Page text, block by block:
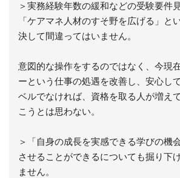
＞実務経験年数の緩和などの受験要件
「ケアマネ人材のすそ野を広げる」と
決して間違ってはいません。
意図的な操作をするのではなく、今現
ーという仕事の処遇を改善し、安心し
ベルでなければ、資格を取る人が増え
こうとは思わない。
＞「自身の成長を実感できる学びの機
させることができるについても掘り下
ません。